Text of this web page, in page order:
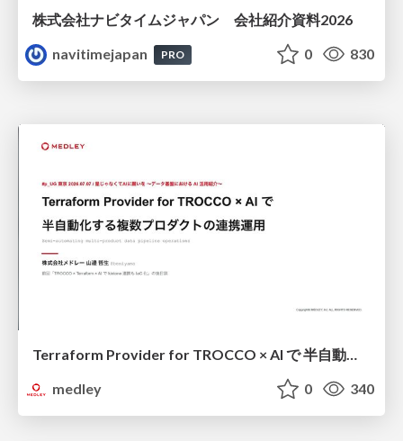
株式会社ナビタイムジャパン 会社紹介資料2026
navitimejapan
PRO 0 830
Terraform Provider for TROCCO × AI で 半自動化する複数プロダクトの連携運用 / Semi-Automating Multi-Product Data Integration Ops with the Terraform Provider for TROCCO × AI
medley
0 340